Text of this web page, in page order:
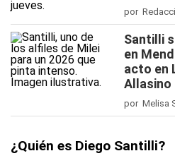
por
Santilli
en
acto en
Allasino
por Melisa
¿Quién es Diego Santilli?